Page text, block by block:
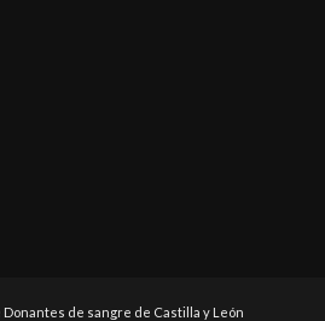
de sangre de Castilla y León